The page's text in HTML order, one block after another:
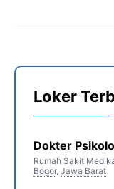
Loker
Dokter
Rumah Sakit
Bogor, Jawa Barat